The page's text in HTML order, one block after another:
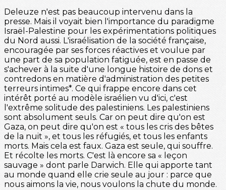
Deleuze n'est pas beaucoup intervenu dans la
presse. Mais il voyait bien l'importance du paradigme
Israël-Palestine pour les expérimentations politiques
du Nord aussi. L'israélisation de la société française,
encouragée par ses forces réactives et voulue par
une part de sa population fatiguée, est en passe de
s'achever à la suite d'une longue histoire de dons et
contredons en matière d'administration des petites
terreurs intimes*. Ce qui frappe encore dans cet
intérêt porté au modèle israélien vu d'ici, c'est
l'extrême solitude des palestiniens. Les palestiniens
sont absolument seuls. Car on peut dire qu'on est
Gaza, on peut dire qu'on est « tous les cris des bêtes
de la nuit », et tous les réfugiés, et tous les enfants
morts. Mais cela est faux. Gaza est seule, qui souffre.
Et récolte les morts. C'est là encore sa « leçon
sauvage » dont parle Darwich. Elle qui apporte tant
au monde quand elle crie seule au jour : parce que
nous aimons la vie, nous voulons la chute du monde.